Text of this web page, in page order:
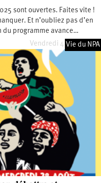
sont ouvertes. Faites vite !
Et n’oubliez pas d’en
du programme avance…
Vendredi 4 juillet 2025
Vie du NPA